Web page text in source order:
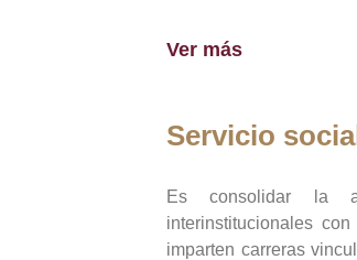
Ver más
Servicio
Es consolidar la
interinstitucionales
imparten carreras